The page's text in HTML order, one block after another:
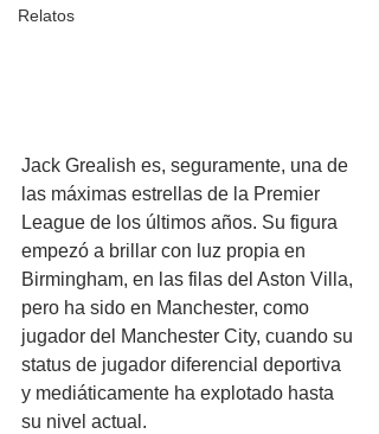
Relatos
Jack Grealish es, seguramente, una de
las máximas estrellas de la Premier
League de los últimos años. Su figura
empezó a brillar con luz propia en
Birmingham, en las filas del Aston Villa,
pero ha sido en Manchester, como
jugador del Manchester City, cuando su
status de jugador diferencial deportiva
y mediáticamente ha explotado hasta
su nivel actual.